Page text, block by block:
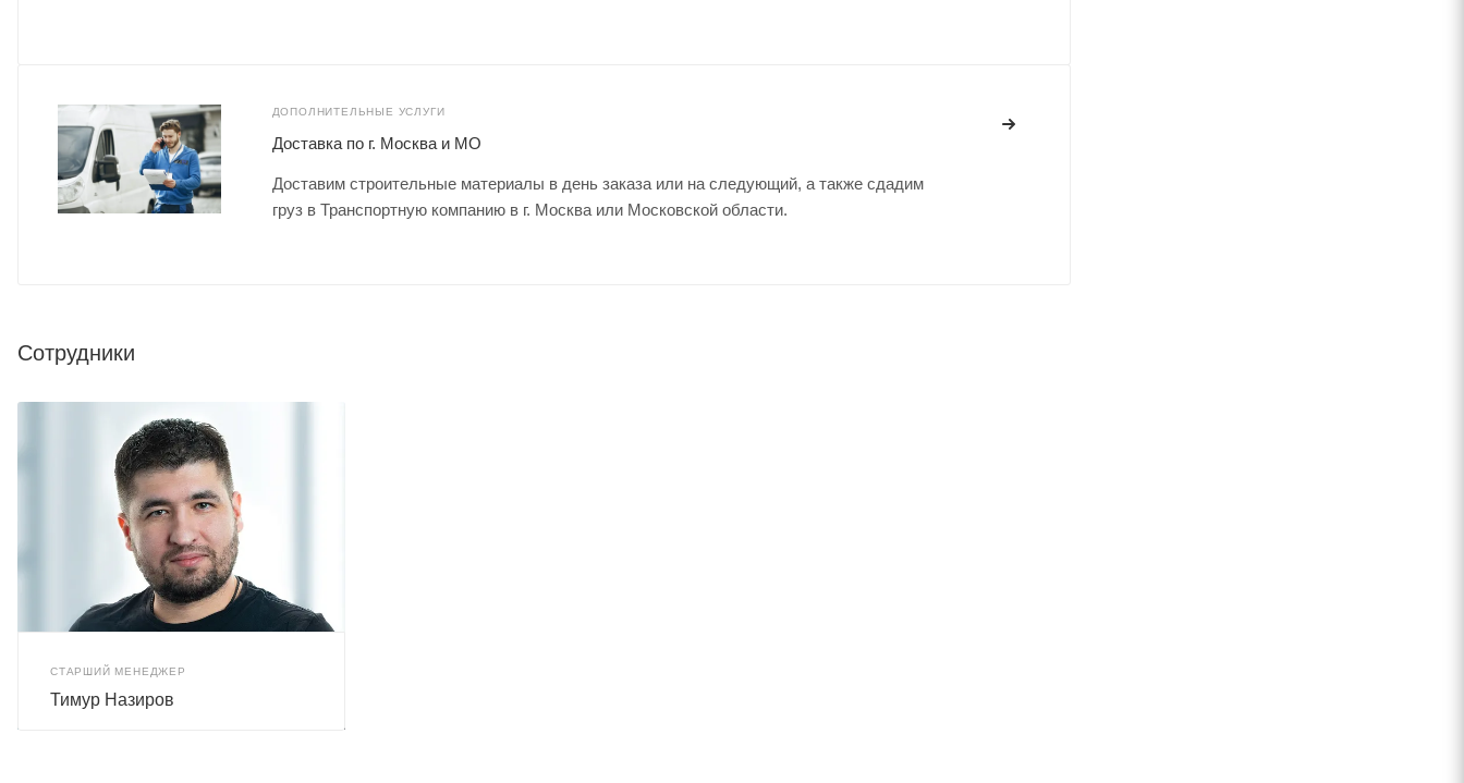
ДОПОЛНИТЕЛЬНЫЕ УСЛУГИ
Доставка по г. Москва и МО
Доставим строительные материалы в день заказа или на следующий, а также сдадим
груз в Транспортную компанию в г. Москва или Московской области.
Сотрудники
СТАРШИЙ МЕНЕДЖЕР
Тимур Назиров